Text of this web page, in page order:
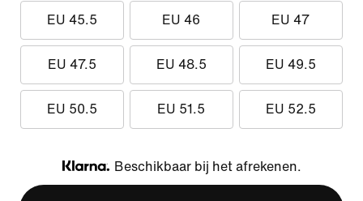
EU 45.5 EU 46 EU 47
EU 47.5 EU 48.5 EU 49.5
EU 50.5 EU 51.5 EU 52.5
Klarna
Beschikbaar bij het afrekenen.